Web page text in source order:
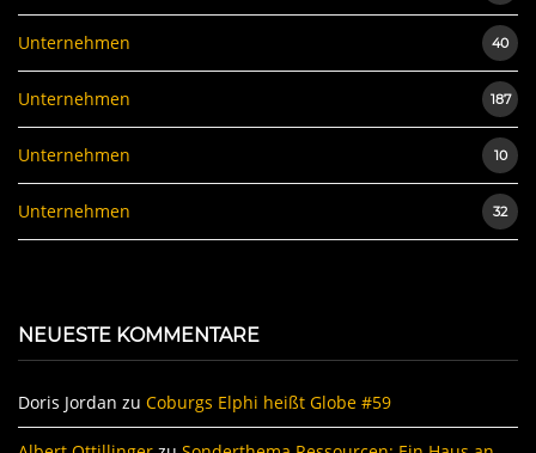
Unternehmen 40
Unternehmen 187
Unternehmen 10
Unternehmen 32
NEUESTE KOMMENTARE
Doris Jordan zu Coburgs Elphi heißt Globe #59